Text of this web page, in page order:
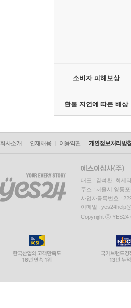
소비자 피해보상
환불 지연에 따른 배상
회사소개 인재채용 이용약관 개인정보처리방침
대표 : 김석환, 최세라
주소 : 서울시 영등
사업자등록번호 :
이메일 :
Copyright ⓒ YES24